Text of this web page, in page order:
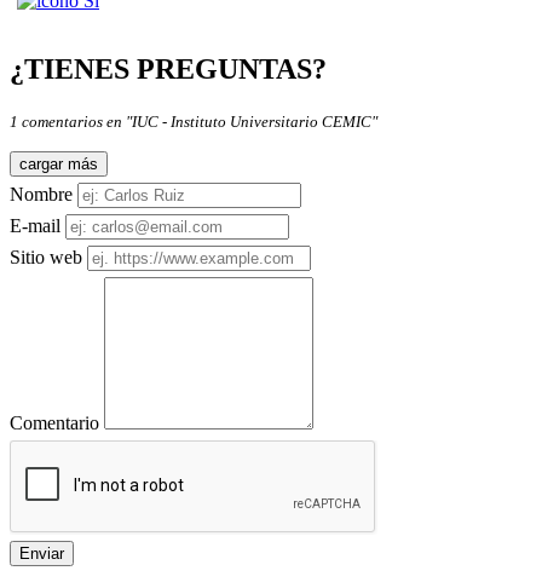
¿TIENES PREGUNTAS?
1 comentarios en "IUC - Instituto Universitario CEMIC"
cargar más
Nombre
E-mail
Sitio web
Comentario
Enviar